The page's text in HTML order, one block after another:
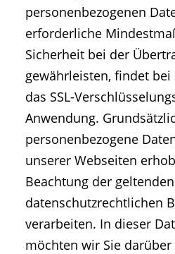
personenbezogenen
erforderliche
Sicherheit bei der
gewährleisten, findet
das SSL-
Anwendung.
personenbezogene
unserer Webseiten
Beachtung der geltenden
datenschutzrechtlichen
verarbeiten. In dieser
möchten wir Sie